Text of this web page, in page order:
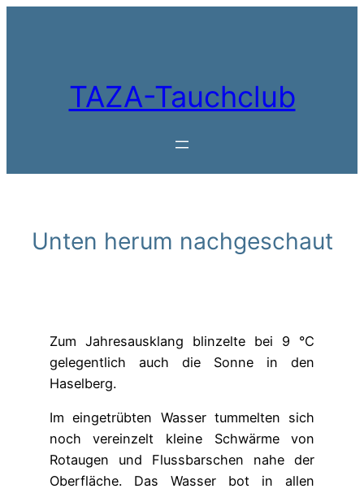
TAZA-Tauchclub
Unten herum nachgeschaut
Zum Jahresausklang blinzelte bei 9 °C
gelegentlich auch die Sonne in den
Haselberg.
Im eingetrübten Wasser tummelten sich
noch vereinzelt kleine Schwärme von
Rotaugen und Flussbarschen nahe der
Oberfläche. Das Wasser bot in allen